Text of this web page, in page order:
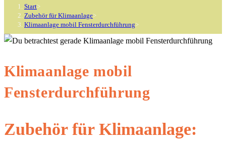
Start>
Zubehör für Klimaanlage>
Klimaanlage mobil Fensterdurchführung>
Klimaanlage mobil
Fensterdurchführung
Zubehör für Klimaanlage: